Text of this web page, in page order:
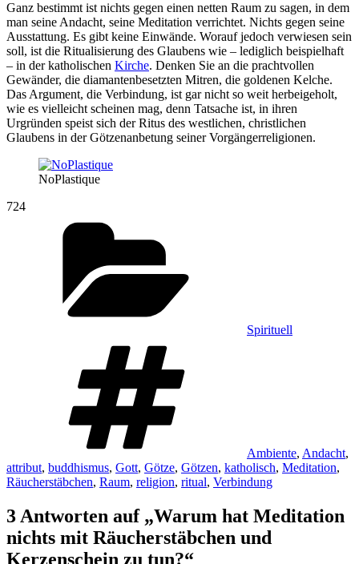
Ganz bestimmt ist nichts gegen einen netten Raum zu sagen, in dem
man seine Andacht, seine Meditation verrichtet. Nichts gegen seine
Ausstattung. Es gibt keine Einwände. Worauf jedoch verwiesen sein
soll, ist die Ritualisierung des Glaubens wie – lediglich beispielhaft
– in der katholischen Kirche. Denken Sie an die prachtvollen
Gewänder, die diamantenbesetzten Mitren, die goldenen Kelche.
Das Argument, die Verbindung, ist gar nicht so weit herbeigeholt,
wie es vielleicht scheinen mag, denn Tatsache ist, in ihren
Urgründen speist sich der Ritus des westlichen, christlichen
Glaubens in der Götzenanbetung seiner Vorgängerreligionen.
NoPlastique
724
Spirituell
Ambiente, Andacht,
attribut, buddhismus, Gott, Götze, Götzen, katholisch, Meditation,
Räucherstäbchen, Raum, religion, ritual, Verbindung
3 Antworten auf „Warum hat Meditation
nichts mit Räucherstäbchen und
Kerzenschein zu tun?“